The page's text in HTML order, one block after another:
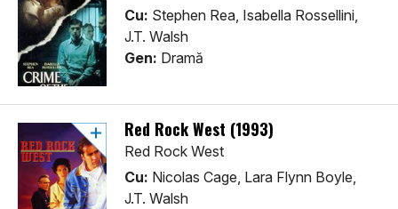
Cu: Stephen Rea, Isabella Rossellini,
J.T. Walsh
Gen: Dramă
Red Rock West (1993)
Red Rock West
Cu: Nicolas Cage, Lara Flynn Boyle,
J.T. Walsh